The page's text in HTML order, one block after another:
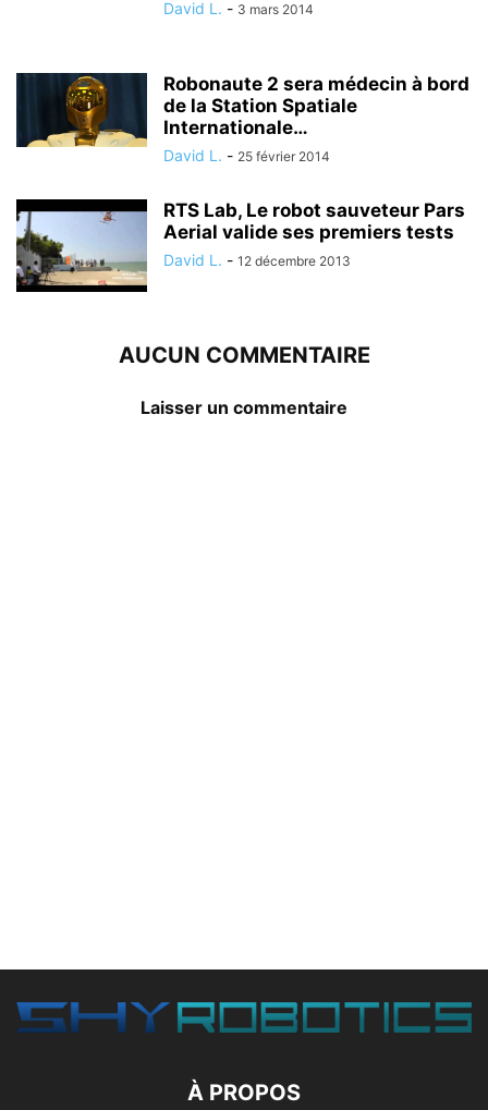
David L. - 3 mars 2014
Robonaute 2 sera médecin à bord
de la Station Spatiale
Internationale…
David L. - 25 février 2014
RTS Lab, Le robot sauveteur Pars
Aerial valide ses premiers tests
David L. - 12 décembre 2013
AUCUN COMMENTAIRE
Laisser un commentaire
À PROPOS